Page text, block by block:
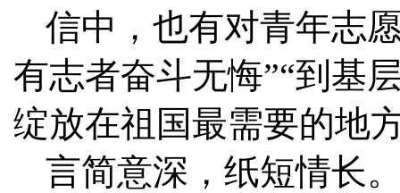
信中，也有对青年志
有志者奋斗无悔”“到基
绽放在祖国最需要的地
言简意深，纸短情长